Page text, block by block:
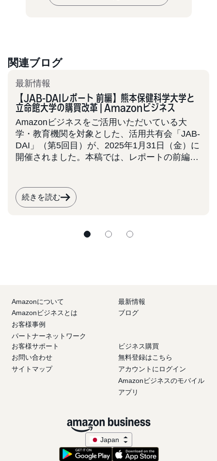
関連ブログ
最新情報
【JAB-DAIレポート 前編】熊本保健科学大学と
立命館大学の購買改革 | Amazonビジネス
Amazonビジネスをご活用いただいている大
学・教育機関を対象とした、活用共有会「JAB-
DAI」（第5回目）が、2025年1月31日（金）に
開催されました。本稿では、レポートの前編と
学・学校法人での業務効率化にご関心をお持ち
の皆様は、ぜひ本事例を参考に、次回の共有会
続きを読む
Amazonについて
Amazonビジネスとは
お客様事例
パートナーネットワーク
最新情報
ブログ
お客様サポート
お問い合わせ
サイトマップ
ビジネス購買
無料登録はこちら
アカウントにログイン
Amazonビジネスのモバイル
アプリ
Japan